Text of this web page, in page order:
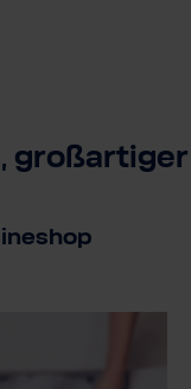
großartiger